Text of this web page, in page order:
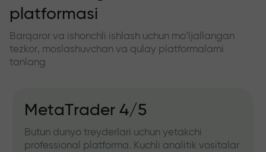
platformasi
Barqaror va ishonchli ishlash uchun mo‘ljallangan
tezkor, moslashuvchan va qulay platformalarni
tanlang
MetaTrader 4/5
Butun dunyo treyderlari uchun yetakchi
professional platforma. Kuchli analitik vositalar